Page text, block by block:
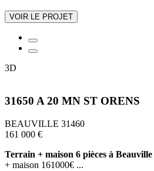
VOIR LE PROJET
3D
31650 A 20 MN ST ORENS
BEAUVILLE 31460
161 000 €
Terrain + maison 6 pièces à Beauville
+ maison 161000€ ...